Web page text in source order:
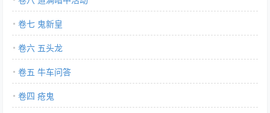
卷七 鬼新皇
卷六 五头龙
卷五 牛车问答
卷四 疮鬼